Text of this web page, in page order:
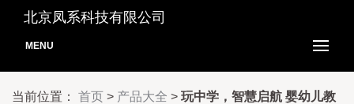
北京凤系科技有限公司
MENU
当前位置： 首页 > 产品大全 > 玩中学，智慧启航 婴幼儿教